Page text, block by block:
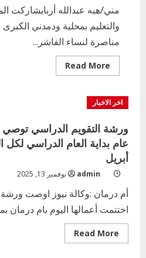
مني/هبه عبدالله أربابشاركت
والتعليم بمحلية ودمدني
مناصرة لنساء الفاشر...
Read More
more
الفاشر
اخر الاخبار
ورشة التقويم الدراسي
عام بداية العام الدراسي لكل
أبريل
admin نوفمبر 13, 2025
أم درمان :وكالة نيوز اوصت ورشة
اختتمت أعمالها اليوم بام درمان
Read More
more
2
بنسبة15%
أغسطس 3, 2026
3
اخر الاخبار
4
اخر الاخبار الاخبار
مدير إدارة
بوزارة
يوليو 29, 2026
اخر الاخبار الاخبار
إدارة